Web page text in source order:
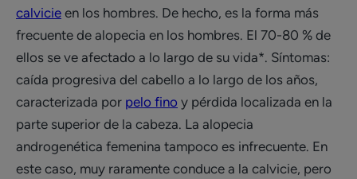
calvicie en los hombres. De hecho, es la forma más
frecuente de alopecia en los hombres. El 70-80 % de
ellos se ve afectado a lo largo de su vida*. Síntomas:
caída progresiva del cabello a lo largo de los años,
caracterizada por pelo fino y pérdida localizada en la
parte superior de la cabeza. La alopecia
androgenética femenina tampoco es infrecuente. En
este caso, muy raramente conduce a la calvicie, pero